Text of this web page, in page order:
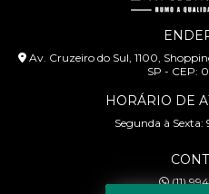
Av. Cruzeiro do Sul, 1100,
SP - CEP:
HORÁRIO DE
Segunda à
(11)